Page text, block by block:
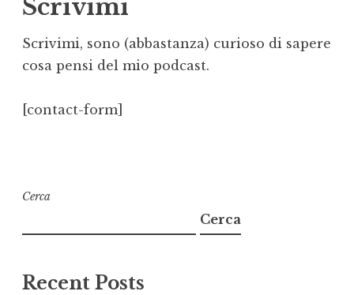
Scrivimi
Scrivimi, sono (abbastanza) curioso di sapere
cosa pensi del mio podcast.
[contact-form]
Cerca
Cerca
Recent Posts